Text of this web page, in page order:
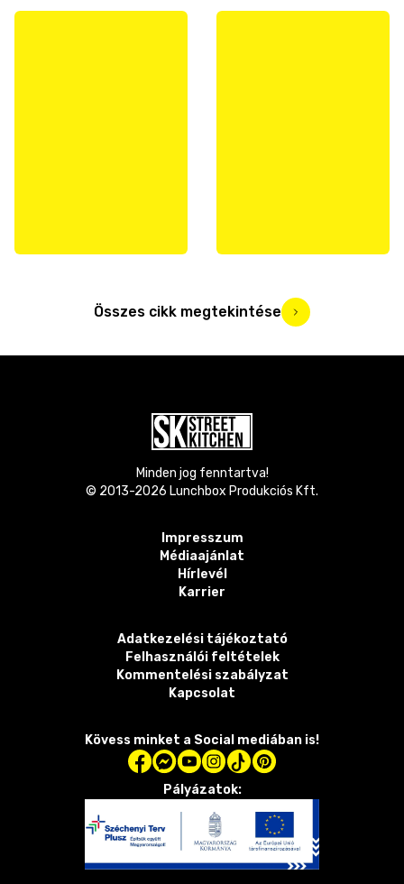
Összes cikk megtekintése
Minden jog fenntartva!
© 2013-2026 Lunchbox Produkciós Kft.
Impresszum
Médiaajánlat
Hírlevél
Karrier
Adatkezelési tájékoztató
Felhasználói feltételek
Kommentelési szabályzat
Kapcsolat
Kövess minket a Social mediában is!
Pályázatok: